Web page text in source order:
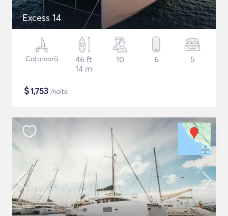
Excess 14
Catamarã
46 ft
14 m
10 6 5
$1,753 /noite